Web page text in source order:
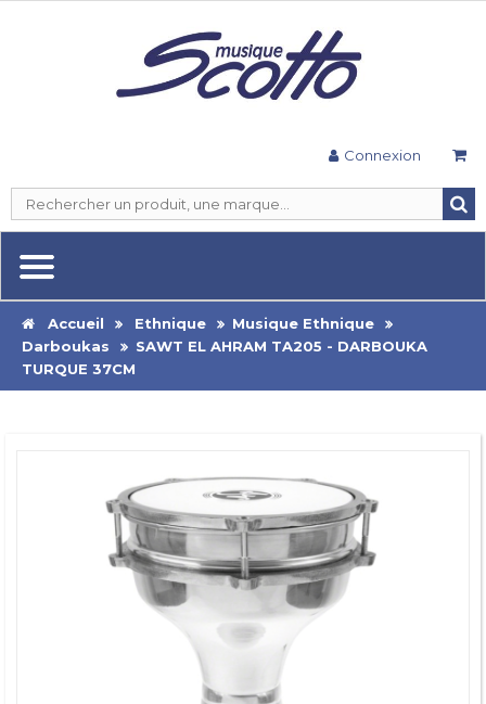
Connexion
Accueil Ethnique
Musique Ethnique
Darboukas
SAWT EL AHRAM TA205 - DARBOUKA
TURQUE 37CM